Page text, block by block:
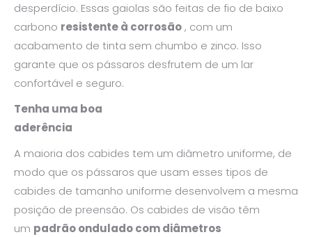
desperdício. Essas gaiolas são feitas de fio de baixo
carbono resistente à corrosão, com um
acabamento de tinta sem chumbo e zinco. Isso
garante que os pássaros desfrutem de um lar
confortável e seguro.
Tenha uma boa
aderência
A maioria dos cabides tem um diâmetro uniforme, de
modo que os pássaros que usam esses tipos de
cabides de tamanho uniforme desenvolvem a mesma
posição de preensão. Os cabides de visão têm
um padrão ondulado com diâmetros